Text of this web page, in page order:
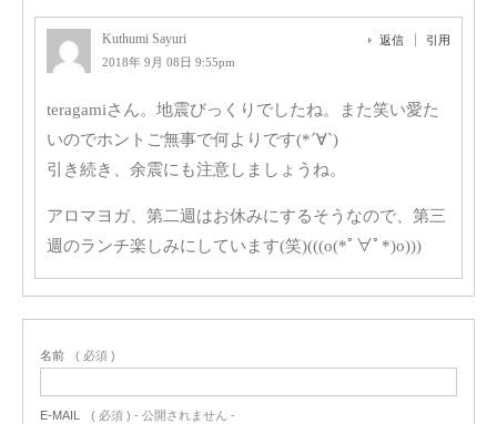
Kuthumi Sayuri
2018年 9月 08日 9:55pm
返信 引用
teragamiさん。地震びっくりでしたね。また笑い愛た
いのでホントご無事で何よりです(*´∀`)
引き続き、余震にも注意しましょうね。
アロマヨガ、第二週はお休みにするそうなので、第三
週のランチ楽しみにしています(笑)(((o(*ﾟ∀ﾟ*)o)))
名前 ( 必須 )
E-MAIL ( 必須 ) - 公開されません -